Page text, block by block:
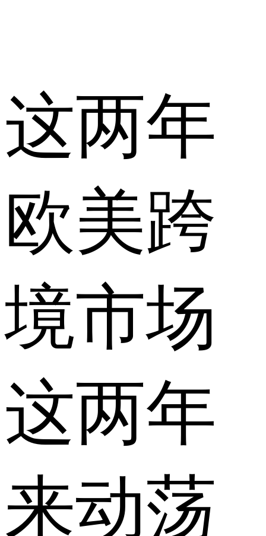
这两年
欧美跨
境市场
这两年
来动荡